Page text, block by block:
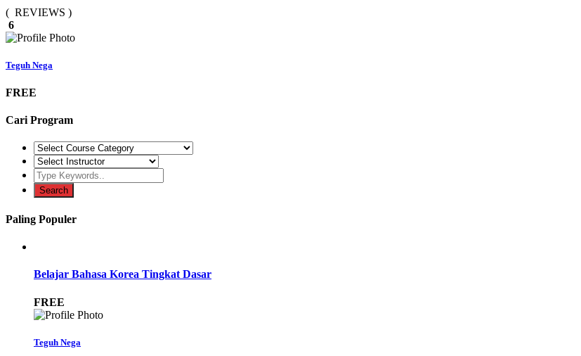
( REVIEWS )
6
Teguh Nega
FREE
Cari Program
Paling Populer
Belajar Bahasa Korea Tingkat Dasar
FREE
Teguh Nega